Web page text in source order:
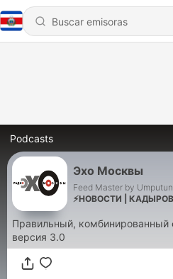
Podcasts
Эхо Москвы
Feed Master by Umputun
⚡️НОВОСТИ |
ОТМЕНЯЮТ (2026-
Правильный, комбинированный
версия 3.0